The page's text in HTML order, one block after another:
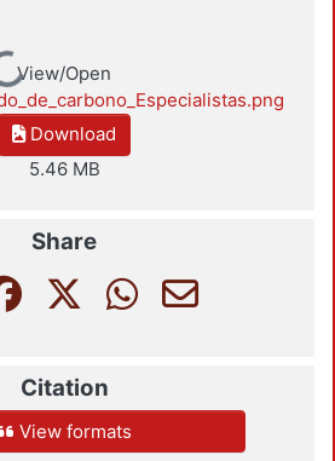
View/Open
Download
5.46 MB
Share
Citation
View formats